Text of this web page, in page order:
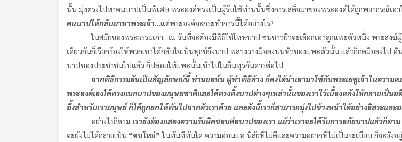
นั้น มุ่งตรงไปหาคนบาปเป็นพิเศษ พระองค์ทรงเป็นผู้รับใช้ท่านนั้นซึ่งการเสด็จมาของพระองค์ได้ถูกพยากรณ์เอ
คนบาปให้กลับมาหาพระเจ้า…แต่พระองค์จะกระทำการนี้ได้อย่างไร?
ในสมัยของพระธรรมเก่า…ณ วันที่จะต้องมีพิธีใช้โทษบาป ชนชาวยิวจะเลือกเอาลูกแพะตัวหนึ่ง พระสงฆ์ผู้
เดียวกันก็เรียกร้องให้พวกเขาได้กลับใจเป็นทุกข์ถึงบาป พลางวางมือลงบนหัวของแพะตัวนั้น แล้วก็กดมือลงไ
บาปของประชาชนไปแล้ว ก็ปล่อยให้แพะนั้นเข้าไปในถิ่นทุรกันดารต่อไป
จากพิธีกรรมอันเป็นสัญลักษณ์นี้ ท่านยอห์น ผู้ทำพิธีล้าง ก็คงได้นำเอามาใช้กับพระเยซูเจ้าในความห
พระองค์เองได้ทรงแบกบาปของมนุษยชาติและได้ทรงทิ้งบาปต่างๆเหล่านั้นของเราไว้เบื้องหลังให้กลายเป็
อึ้งสำหรับเรามนุษย์ ก็ได้ถูกยกให้พ้นไปจากตัวเราด้วย และดังนี้เราก็สามารถมุ่งไปข้างหน้าได้อย่างอิสระแล
อย่างไรก็ตาม เรายังต้องแสดงความรับผิดชอบต่อบาปของเรา แม้ว่าเราจะได้รับการอภัยบาปแล้วก็ต
จะยังไม่ได้กลายเป็น “คนใหม่”ในทันทีทันใด ความอ่อนแอ นิสัยที่ไม่ดีและความอยากที่ไม่เป็นระเบียบ ก็จะยังอ